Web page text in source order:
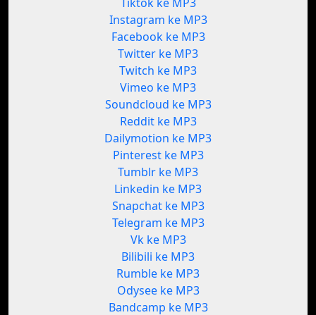
Instagram ke MP3
Facebook ke MP3
Twitter ke MP3
Twitch ke MP3
Vimeo ke MP3
Soundcloud ke MP3
Reddit ke MP3
Dailymotion ke MP3
Pinterest ke MP3
Tumblr ke MP3
Linkedin ke MP3
Snapchat ke MP3
Telegram ke MP3
Vk ke MP3
Bilibili ke MP3
Rumble ke MP3
Odysee ke MP3
Bandcamp ke MP3